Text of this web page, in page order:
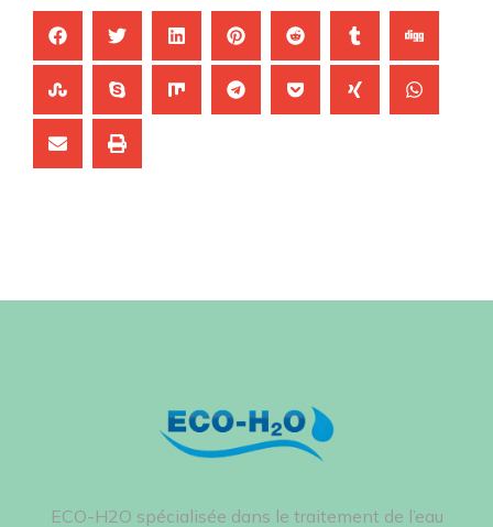
ECO-H2O spécialisée dans le traitement de l’eau